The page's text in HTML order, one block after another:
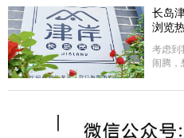
选择
方面家
很好，
的新鲜
包子非
各不相
热情
点很好
长岛
浏览
考虑到
闹腾，
选择津
很好
的新鲜